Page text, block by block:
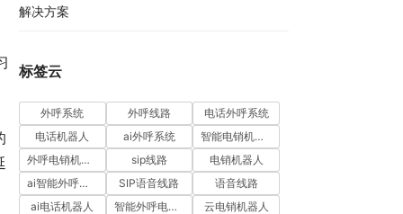
解决方案​
标签云
外呼系统 外呼线路
电话外呼系统
电话机器人
ai外呼系统
智能电销机器人
外呼电销机器人
sip线路
电销机器人
ai智能外呼系统
SIP语音线路
语音线路
ai电话机器人
智能外呼电销机器人
云电销机器人